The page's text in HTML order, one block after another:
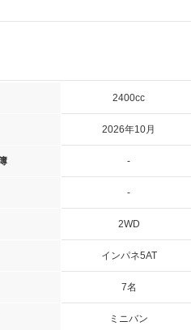
2400cc
2026年10月
-
-
2WD
インパネ5AT
7名
ミニバン